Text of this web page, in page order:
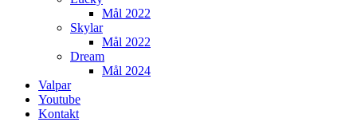
Mål 2022
Skylar
Mål 2022
Dream
Mål 2024
Valpar
Youtube
Kontakt